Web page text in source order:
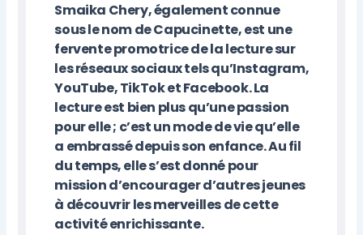
Smaika Chery, également connue
sous le nom de Capucinette, est une
fervente promotrice de la lecture sur
les réseaux sociaux tels qu’Instagram,
YouTube, TikTok et Facebook. La
lecture est bien plus qu’une passion
pour elle ; c’est un mode de vie qu’elle
a embrassé depuis son enfance. Au fil
du temps, elle s’est donné pour
mission d’encourager d’autres jeunes
à découvrir les merveilles de cette
activité enrichissante.